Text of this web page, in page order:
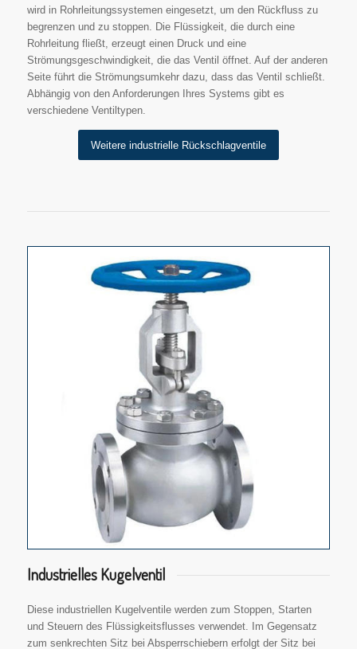
wird in Rohrleitungssystemen eingesetzt, um den Rückfluss zu
begrenzen und zu stoppen. Die Flüssigkeit, die durch eine
Rohrleitung fließt, erzeugt einen Druck und eine
Strömungsgeschwindigkeit, die das Ventil öffnet. Auf der anderen
Seite führt die Strömungsumkehr dazu, dass das Ventil schließt.
Abhängig von den Anforderungen Ihres Systems gibt es
verschiedene Ventiltypen.
Weitere industrielle Rückschlagventile
Industrielles Kugelventil
Diese industriellen Kugelventile werden zum Stoppen, Starten
und Steuern des Flüssigkeitsflusses verwendet. Im Gegensatz
zum senkrechten Sitz bei Absperrschiebern erfolgt der Sitz bei